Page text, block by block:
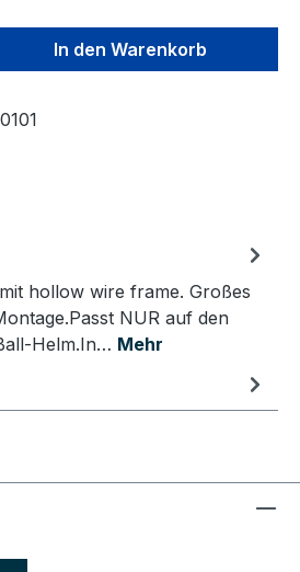
Gib den
In den Warenkorb
hollow wire frame. Großes
NUR auf den
Helm.In… Mehr